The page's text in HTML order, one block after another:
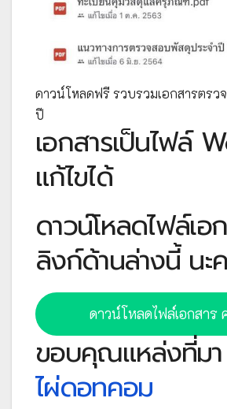
ดาวน์โหลดฟรี รวบรวมเอกสารตรว
ปี
เอกสารเป็นไฟล์
แก้ไขได้
ดาวน์โหลดไฟล์เอ
ลิงก์ด้านล่างนี้ นะ
ดาวน์โหลดไฟล์เอกสาร
ขอบคุณแหล่งที่ม
ไผ่ดอทคอม